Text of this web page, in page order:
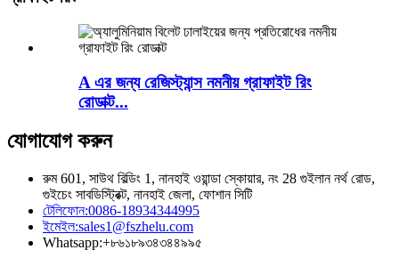
A এর জন্য রেজিস্ট্যান্স নমনীয় গ্রাফাইট রিং
রোডাক্ট...
যোগাযোগ করুন
রুম 601, সাউথ বিল্ডিং 1, নানহাই ওয়ান্ডা স্কোয়ার, নং 28 গুইলান নর্থ রোড,
গুইচেং সাবডিস্ট্রিক্ট, নানহাই জেলা, ফোশান সিটি
টেলিফোন:0086-18934344995
ইমেইল:sales1@fszhelu.com
Whatsapp:+৮৬১৮৯৩৪৩৪৪৯৯৫